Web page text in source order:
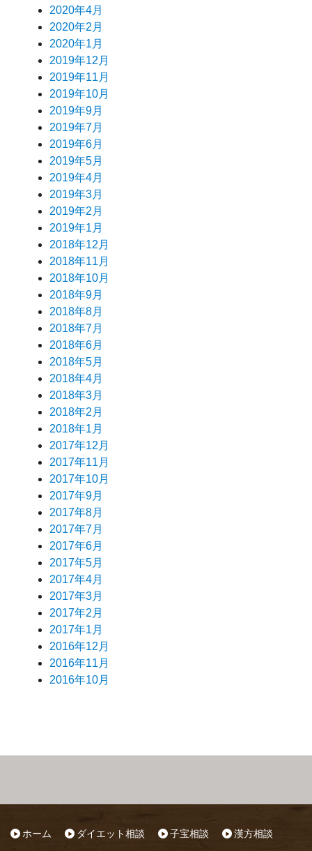
2020年4月
2020年2月
2020年1月
2019年12月
2019年11月
2019年10月
2019年9月
2019年7月
2019年6月
2019年5月
2019年4月
2019年3月
2019年2月
2019年1月
2018年12月
2018年11月
2018年10月
2018年9月
2018年8月
2018年7月
2018年6月
2018年5月
2018年4月
2018年3月
2018年2月
2018年1月
2017年12月
2017年11月
2017年10月
2017年9月
2017年8月
2017年7月
2017年6月
2017年5月
2017年4月
2017年3月
2017年2月
2017年1月
2016年12月
2016年11月
2016年10月
ホーム ダイエット相談 子宝相談 漢方相談